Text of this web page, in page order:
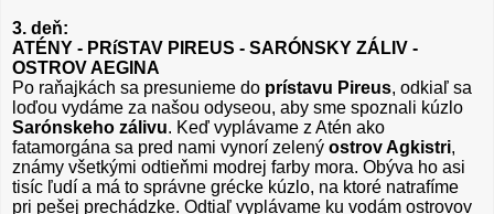
3. deň:
ATÉNY - PRíSTAV PIREUS - SARÓNSKY ZÁLIV -
OSTROV AEGINA
Po raňajkách sa presunieme do prístavu Pireus, odkiaľ sa
loďou vydáme za našou odyseou, aby sme spoznali kúzlo
Sarónskeho zálivu. Keď vyplávame z Atén ako
fatamorgána sa pred nami vynorí zelenýostrov Agkistri,
známy všetkými odtieňmi modrej farby mora. Obýva ho asi
tisíc ľudí a má to správne grécke kúzlo, na ktoré natrafíme
pri pešej prechádzke. Odtiaľ vyplávame ku vodám ostrovov